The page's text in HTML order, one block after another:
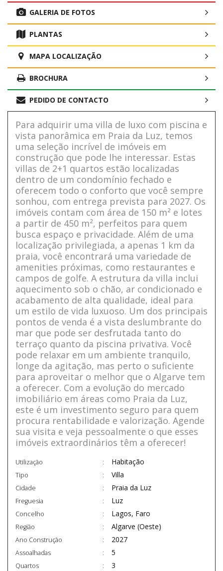
GALERIA DE FOTOS
PLANTAS
MAPA LOCALIZAÇÃO
BROCHURA
PEDIDO DE CONTACTO
Para adquirir uma villa de luxo com piscina e
vista panorâmica em Praia da Luz, temos
uma seleção incrível de imóveis em
construção que pode lhe interessar. Estas
villas de 2+1 quartos estão localizadas
dentro de um condomínio fechado e
oferecem todo o conforto que você sempre
sonhou, com entrega prevista para 2027. Os
imóveis contam com área de 150 m² e lotes
a partir de 450 m², perfeitos para quem
busca espaço e privacidade. Além de uma
localização privilegiada, a apenas 1 km da
praia, você encontrará uma variedade de
amenities próximas, como restaurantes e
campos de golfe. A estrutura da villa inclui
aquecimento sob o chão, ar condicionado e
acabamento de alta qualidade, ideal para
um estilo de vida luxuoso. Um dos principais
pontos de venda é a vista deslumbrante do
mar que pode ser desfrutada tanto do
terraço quanto da piscina privativa. Você
pode relaxar em um ambiente tranquilo,
longe da agitação, mas perto o suficiente
para aproveitar o melhor que o Algarve tem
a oferecer. Com a evolução do mercado
imobiliário em áreas como Praia da Luz,
este é um investimento seguro para quem
procura rentabilidade e valorização. Agende
sua visita e veja pessoalmente o que esses
imóveis extraordinários têm a oferecer!
Utilização Habitação
Tipo Villa
Cidade Praia da Luz
Freguesia Luz
Concelho Lagos, Faro
Região Algarve (Oeste)
Ano Construção 2027
Assoalhadas 5
Quartos 3